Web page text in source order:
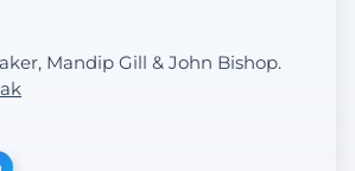
seltsamer Mann, der sich
vorstellt, taucht auf und
mit einer Raum-Zeit-
eine englische
im Internet nach dem
Mandip Gill & John Bishop.